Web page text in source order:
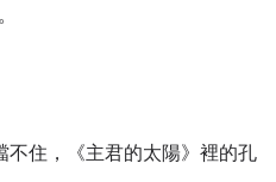
不住，《主君的太陽》裡的孔